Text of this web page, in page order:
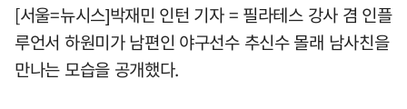
[서울=뉴시스]박재민 인턴 기자 = 필라테스 강사 겸 인플
루언서 하원미가 남편인 야구선수 추신수 몰래 남사친을
만나는 모습을 공개했다.